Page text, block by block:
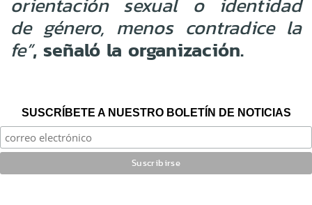
de género, menos contradice la
fe”, señaló la organización.
SUSCRÍBETE A NUESTRO BOLETÍN DE NOTICIAS